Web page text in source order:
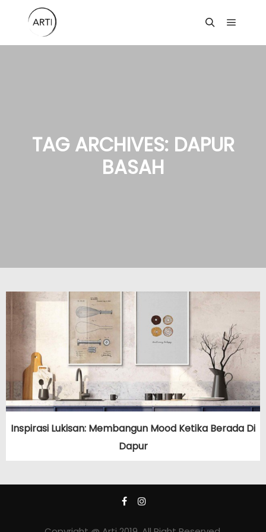
TAG ARCHIVES: DAPUR
BASAH
Inspirasi Lukisan: Membangun Mood Ketika Berada Di
Dapur